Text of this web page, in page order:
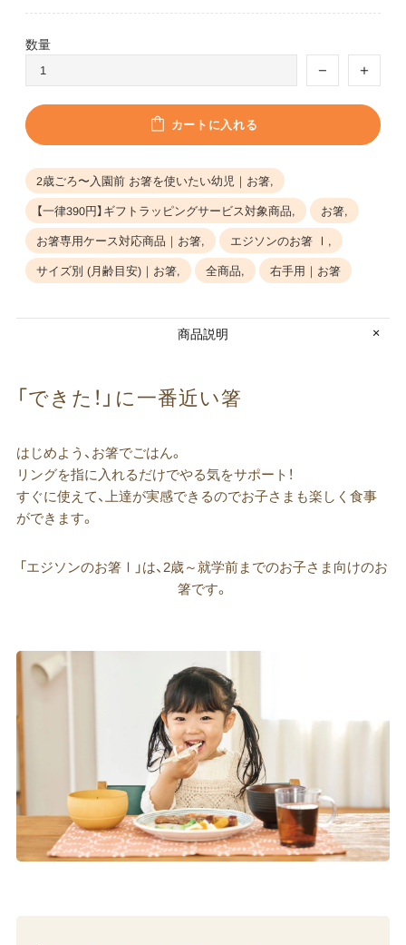
数量
カートに入れる
2歳ごろ〜入園前 お箸を使いたい幼児｜お箸,
【一律390円】ギフトラッピングサービス対象商品, お箸,
お箸専用ケース対応商品｜お箸, エジソンのお箸 Ⅰ,
サイズ別 (月齢目安)｜お箸, 全商品, 右手用｜お箸
商品説明
「できた！」に​一番近い​箸
はじめよう、お箸でごはん。
リングを指に入れるだけでやる気をサポート！
すぐに使えて、上達が実感できるのでお子さまも楽しく食事
ができます。
「エジソンのお箸Ⅰ
」は、2歳～就学前までのお子さま向けのお
箸です。